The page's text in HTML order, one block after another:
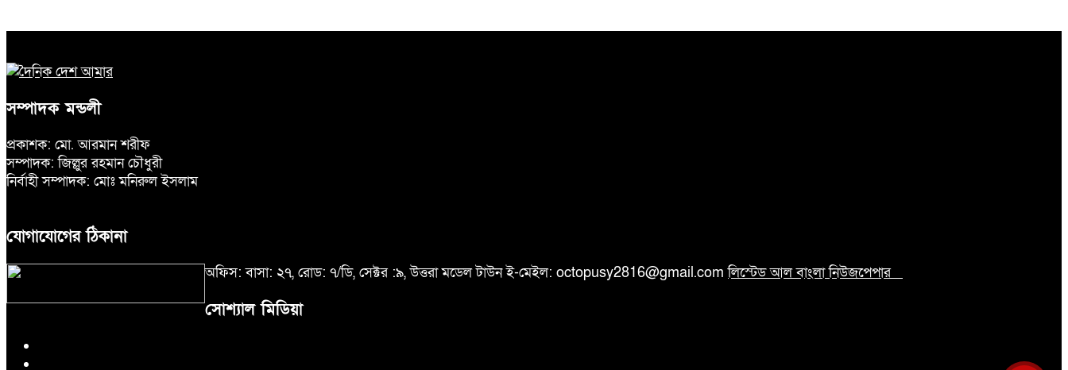
সম্পাদক মন্ডলী
প্রকাশক: মো. আরমান শরীফ
সম্পাদক: জিল্লুর রহমান চৌধুরী
নির্বাহী সম্পাদক: মোঃ মনিরুল ইসলাম
যোগাযোগের ঠিকানা
অফিস: বাসা: ২৭, রোড: ৭/ডি, সেক্টর :৯, উত্তরা মডেল টাউন ই-মেইল: octopusy2816@gmail.comলিস্টেড আল বাংলা নিউজপেপার
সোশ্যাল মিডিয়া